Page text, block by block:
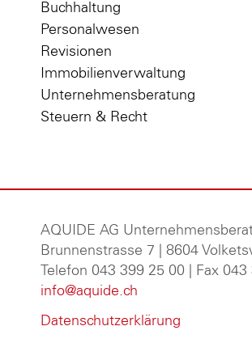
Buchhaltung
Personalwesen
Revisionen
Immobilienverwaltung
Unternehmensberatung
Steuern & Recht
AQUIDE AG
Brunnenstrasse 7 | 8604
Telefon 043 399 25 00 | Fax 043
info@aquide.ch
Datenschutzerklärung